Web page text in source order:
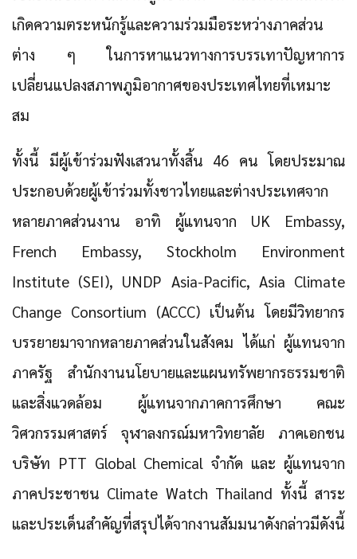
เกิดความตระหนักรู้และความร่วมมือระหว่างภาคส่วน
ต่าง ๆ ในการหาแนวทางการบรรเทาปัญหาการ
เปลี่ยนแปลงสภาพภูมิอากาศของประเทศไทยที่เหมาะ
สม
ทั้งนี้ มีผู้เข้าร่วมฟังเสวนาทั้งสิ้น 46 คน โดยประมาณ
ประกอบด้วยผู้เข้าร่วมทั้งชาวไทยและต่างประเทศจาก
หลายภาคส่วนงาน อาทิ ผู้แทนจาก UK Embassy,
French Embassy, Stockholm Environment
Institute (SEI), UNDP Asia-Pacific, Asia Climate
Change Consortium (ACCC) เป็นต้น โดยมีวิทยากร
บรรยายมาจากหลายภาคส่วนในสังคม ได้แก่ ผู้แทนจาก
ภาครัฐ สำนักงานนโยบายและแผนทรัพยากรธรรมชาติ
และสิ่งแวดล้อม ผู้แทนจากภาคการศึกษา คณะ
วิศวกรรมศาสตร์ จุฬาลงกรณ์มหาวิทยาลัย ภาคเอกชน
บริษัท PTT Global Chemical จำกัด และ ผู้แทนจาก
ภาคประชาชน Climate Watch Thailand ทั้งนี้ สาระ
และประเด็นสำคัญที่สรุปได้จากงานสัมมนาดังกล่าวมีดังนี้